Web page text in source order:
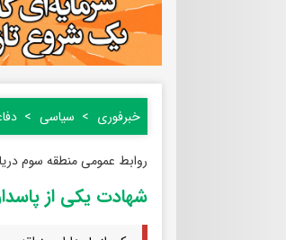
خبرفوری سیاسی
روابط عمومی منطقه سوم
شهادت یکی از